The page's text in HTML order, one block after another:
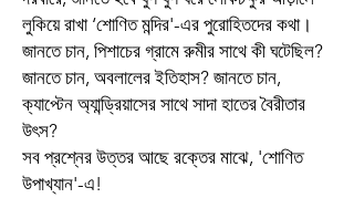
লুকিয়ে রাখা ‘শোণিত মন্দির'-এর পুরোহিতদের কথা।
জানতে চান, পিশাচের গ্রামে রুমীর সাথে কী ঘটেছিল?
জানতে চান, অবলালের ইতিহাস? জানতে চান,
ক্যাপ্টেন অ্যান্ড্রিয়াসের সাথে সাদা হাতের বৈরীতার
উৎস?
সব প্রশ্নের উত্তর আছে রক্তের মাঝে, 'শোণিত
উপাখ্যান'-এ!